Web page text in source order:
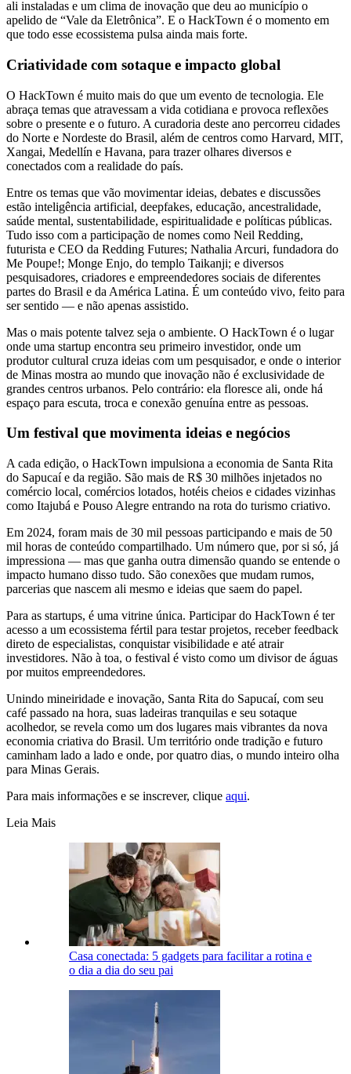
ali instaladas e um clima de inovação que deu ao município o
apelido de “Vale da Eletrônica”. E o HackTown é o momento em
que todo esse ecossistema pulsa ainda mais forte.
Criatividade com sotaque e impacto global
O HackTown é muito mais do que um evento de tecnologia. Ele
abraça temas que atravessam a vida cotidiana e provoca reflexões
sobre o presente e o futuro. A curadoria deste ano percorreu cidades
do Norte e Nordeste do Brasil, além de centros como Harvard, MIT,
Xangai, Medellín e Havana, para trazer olhares diversos e
conectados com a realidade do país.
Entre os temas que vão movimentar ideias, debates e discussões
estão inteligência artificial, deepfakes, educação, ancestralidade,
saúde mental, sustentabilidade, espiritualidade e políticas públicas.
Tudo isso com a participação de nomes como Neil Redding,
futurista e CEO da Redding Futures; Nathalia Arcuri, fundadora do
Me Poupe!; Monge Enjo, do templo Taikanji; e diversos
pesquisadores, criadores e empreendedores sociais de diferentes
partes do Brasil e da América Latina. É um conteúdo vivo, feito para
ser sentido — e não apenas assistido.
Mas o mais potente talvez seja o ambiente. O HackTown é o lugar
onde uma startup encontra seu primeiro investidor, onde um
produtor cultural cruza ideias com um pesquisador, e onde o interior
de Minas mostra ao mundo que inovação não é exclusividade de
grandes centros urbanos. Pelo contrário: ela floresce ali, onde há
espaço para escuta, troca e conexão genuína entre as pessoas.
Um festival que movimenta ideias e negócios
A cada edição, o HackTown impulsiona a economia de Santa Rita
do Sapucaí e da região. São mais de R$ 30 milhões injetados no
comércio local, comércios lotados, hotéis cheios e cidades vizinhas
como Itajubá e Pouso Alegre entrando na rota do turismo criativo.
Em 2024, foram mais de 30 mil pessoas participando e mais de 50
mil horas de conteúdo compartilhado. Um número que, por si só, já
impressiona — mas que ganha outra dimensão quando se entende o
impacto humano disso tudo. São conexões que mudam rumos,
parcerias que nascem ali mesmo e ideias que saem do papel.
Para as startups, é uma vitrine única. Participar do HackTown é ter
acesso a um ecossistema fértil para testar projetos, receber feedback
direto de especialistas, conquistar visibilidade e até atrair
investidores. Não à toa, o festival é visto como um divisor de águas
por muitos empreendedores.
Unindo mineiridade e inovação, Santa Rita do Sapucaí, com seu
café passado na hora, suas ladeiras tranquilas e seu sotaque
acolhedor, se revela como um dos lugares mais vibrantes da nova
economia criativa do Brasil. Um território onde tradição e futuro
caminham lado a lado e onde, por quatro dias, o mundo inteiro olha
para Minas Gerais.
Para mais informações e se inscrever, clique aqui.
Leia Mais
Casa conectada: 5 gadgets para facilitar a rotina e
o dia a dia do seu pai